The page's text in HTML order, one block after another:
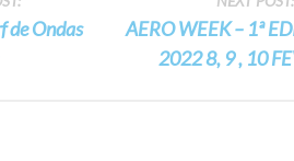
de Ondas
AERO WEEK – 1ª
2022 8, 9 , 10